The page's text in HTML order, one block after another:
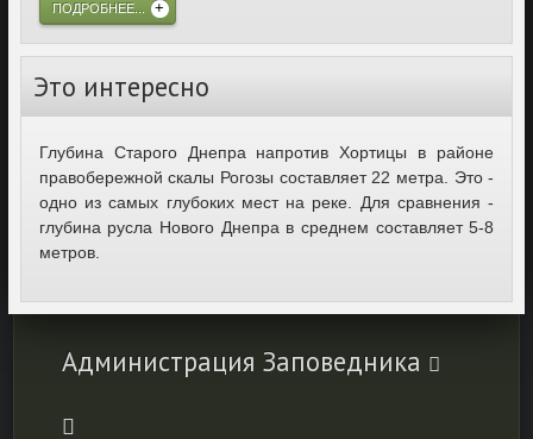
ПОДРОБНЕЕ...
Это интересно
Глубина Старого Днепра напротив Хортицы в районе
правобережной скалы Рогозы составляет 22 метра. Это -
одно из самых глубоких мест на реке. Для сравнения -
глубина русла Нового Днепра в среднем составляет 5-8
метров.
Администрация Заповедника